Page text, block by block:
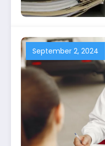
September 2, 2024